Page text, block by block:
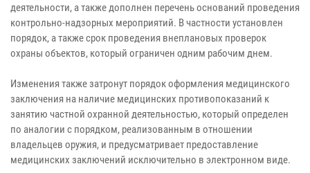
деятельности, а также дополнен перечень оснований проведения
контрольно-надзорных мероприятий. В частности установлен
порядок, а также срок проведения внеплановых проверок
охраны объектов, который ограничен одним рабочим днем.
Изменения также затронут порядок оформления медицинского
заключения на наличие медицинских противопоказаний к
занятию частной охранной деятельностью, который определен
по аналогии с порядком, реализованным в отношении
владельцев оружия, и предусматривает предоставление
медицинских заключений исключительно в электронном виде.